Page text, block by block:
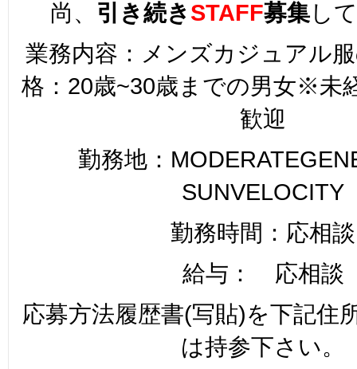
尚、 引き続きSTAFF募集し
業務内容：メンズカジュアル
格：20歳~30歳までの男女※未
歓迎
勤務地：
SUNVELOCITY
勤務時間：応相談
給与： 応相談
応募方法履歴書(写貼)を下記住
は持参下さい。